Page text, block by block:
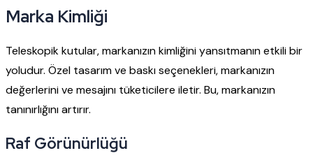
Marka Kimliği
Teleskopik kutular, markanızın kimliğini yansıtmanın etkili bir
yoludur. Özel tasarım ve baskı seçenekleri, markanızın
değerlerini ve mesajını tüketicilere iletir. Bu, markanızın
tanınırlığını artırır.
Raf Görünürlüğü